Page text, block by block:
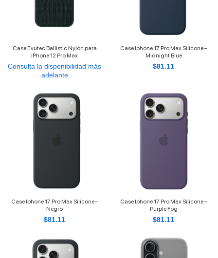
Case Evutec Ballistic Nylon para
iPhone 12 Pro Max
Consulta la disponibilidad más
adelante
Case Iphone 17 Pro Max Silicone –
Midnight Blue
$81.11
Case Iphone 17 Pro Max Silicone –
Negro
$81.11
Case Iphone 17 Pro Max Silicone –
Purple Fog
$81.11